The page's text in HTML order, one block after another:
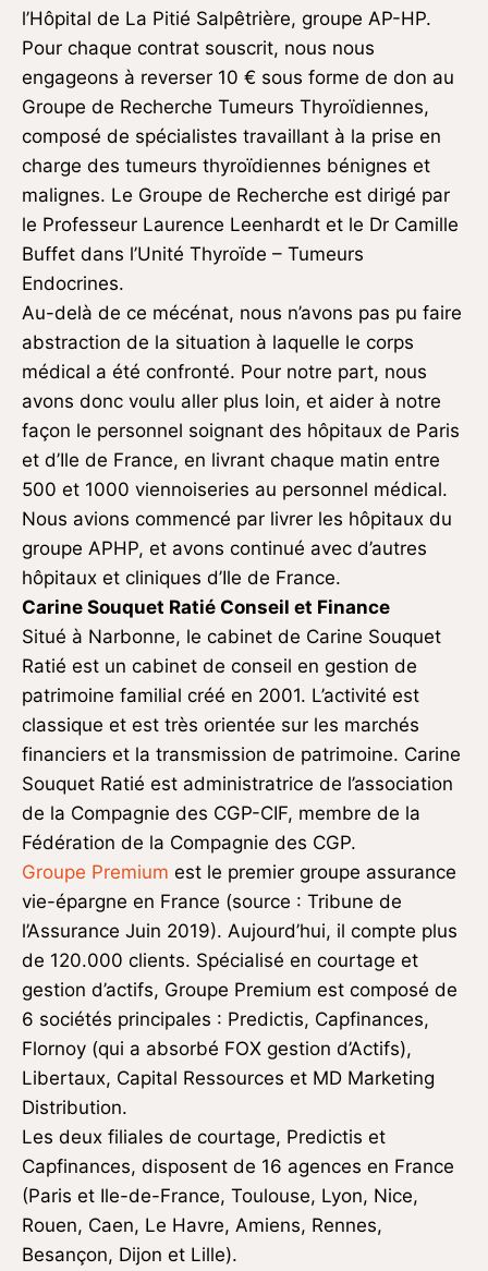
l’Hôpital de La Pitié Salpêtrière, groupe AP-HP.
Pour chaque contrat souscrit, nous nous
engageons à reverser 10 € sous forme de don au
Groupe de Recherche Tumeurs Thyroïdiennes,
composé de spécialistes travaillant à la prise en
charge des tumeurs thyroïdiennes bénignes et
malignes. Le Groupe de Recherche est dirigé par
le Professeur Laurence Leenhardt et le Dr Camille
Buffet dans l’Unité Thyroïde – Tumeurs
Endocrines.
Au-delà de ce mécénat, nous n’avons pas pu faire
abstraction de la situation à laquelle le corps
médical a été confronté. Pour notre part, nous
avons donc voulu aller plus loin, et aider à notre
façon le personnel soignant des hôpitaux de Paris
et d’Ile de France, en livrant chaque matin entre
500 et 1000 viennoiseries au personnel médical.
Nous avions commencé par livrer les hôpitaux du
groupe APHP, et avons continué avec d’autres
hôpitaux et cliniques d’Ile de France.
Carine Souquet Ratié Conseil et Finance
Situé à Narbonne, le cabinet de Carine Souquet
Ratié est un cabinet de conseil en gestion de
patrimoine familial créé en 2001. L’activité est
classique et est très orientée sur les marchés
financiers et la transmission de patrimoine. Carine
Souquet Ratié est administratrice de l’association
de la Compagnie des CGP-CIF, membre de la
Fédération de la Compagnie des CGP.
Groupe Premium est le premier groupe assurance
vie-épargne en France (source : Tribune de
l’Assurance Juin 2019). Aujourd’hui, il compte plus
de 120.000 clients. Spécialisé en courtage et
gestion d’actifs, Groupe Premium est composé de
6 sociétés principales : Predictis, Capfinances,
Flornoy (qui a absorbé FOX gestion d’Actifs),
Libertaux, Capital Ressources et MD Marketing
Distribution.
Les deux filiales de courtage, Predictis et
Capfinances, disposent de 16 agences en France
(Paris et Ile-de-France, Toulouse, Lyon, Nice,
Rouen, Caen, Le Havre, Amiens, Rennes,
Besançon, Dijon et Lille).